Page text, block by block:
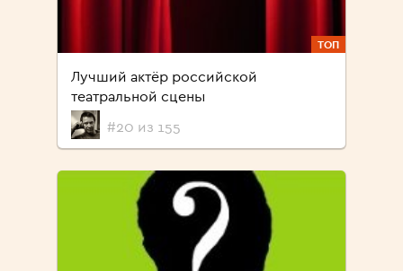
ТОП
Лучший актёр российской
театральной сцены
#20 из 155